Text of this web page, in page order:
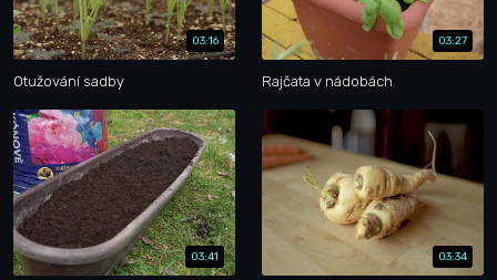
03:16
Otužování sadby
03:27
Rajčata v nádobách
03:41 03:34